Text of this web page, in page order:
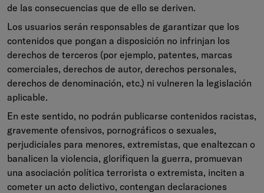
de las consecuencias que de ello se deriven.
Los usuarios serán responsables de garantizar que los
contenidos que pongan a disposición no infrinjan los
derechos de terceros (por ejemplo, patentes, marcas
comerciales, derechos de autor, derechos personales,
derechos de denominación, etc.) ni vulneren la legislación
aplicable.
En este sentido, no podrán publicarse contenidos racistas,
gravemente ofensivos, pornográficos o sexuales,
perjudiciales para menores, extremistas, que enaltezcan o
banalicen la violencia, glorifiquen la guerra, promuevan
una asociación política terrorista o extremista, inciten a
cometer un acto delictivo, contengan declaraciones